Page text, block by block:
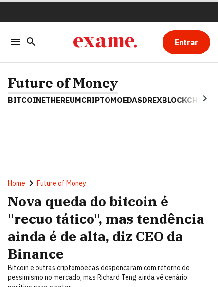
Entrar
Future of Money
BITCOINETHEREUMCRIPTOMOEDASDREXBLOCKCHAIN
Home Future of Money
Nova queda do bitcoin é
"recuo tático", mas tendência
ainda é de alta, diz CEO da
Binance
Bitcoin e outras criptomoedas despencaram com retorno de
pessimismo no mercado, mas Richard Teng ainda vê cenário